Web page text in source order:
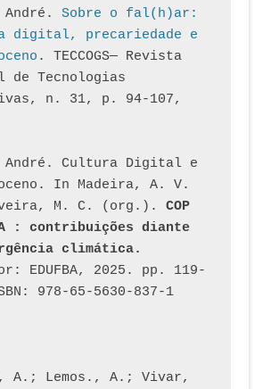
André. Sobre o fal(h)ar:
digital, precariedade e
. TECCOGS— Revista
de Tecnologias
n. 31, p. 94-107,
André. Cultura Digital e
In Madeira, A. V.
M. C. (org.). COP
: contribuições diante
climática.
EDUFBA, 2025. pp. 119-
978-65-5630-837-1
A.; Lemos., A.; Vivar,